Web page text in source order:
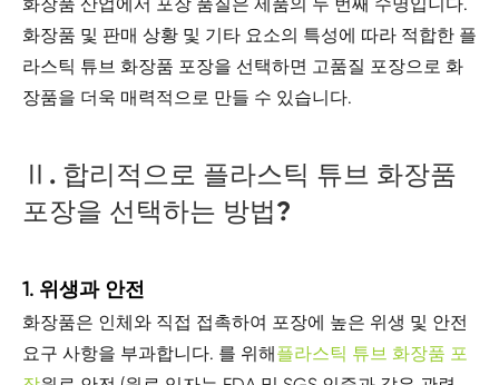
화장품 및 판매 상황 및 기타 요소의 특성에 따라 적합한 플
라스틱 튜브 화장품 포장을 선택하면 고품질 포장으로 화
장품을 더욱 매력적으로 만들 수 있습니다.
Ⅱ. 합리적으로 플라스틱 튜브 화장품
포장을 선택하는 방법?
1. 위생과 안전
화장품은 인체와 직접 접촉하여 포장에 높은 위생 및 안전
요구 사항을 부과합니다. 를 위해플라스틱 튜브 화장품 포